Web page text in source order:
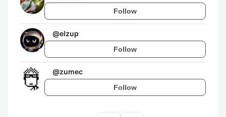
Follow
@elzup
Follow
@zumec
Follow